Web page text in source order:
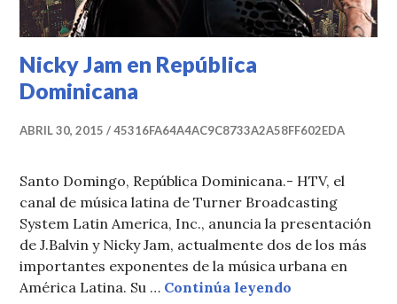
Nicky Jam en República
Dominicana
ABRIL 30, 2015 45316FA64A4AC9C8733A2A58FF602EDA
Santo Domingo, República Dominicana.- HTV, el
canal de música latina de Turner Broadcasting
System Latin America, Inc., anuncia la presentación
de J.Balvin y Nicky Jam, actualmente dos de los más
importantes exponentes de la música urbana en
América Latina. Su … Continúa leyendo